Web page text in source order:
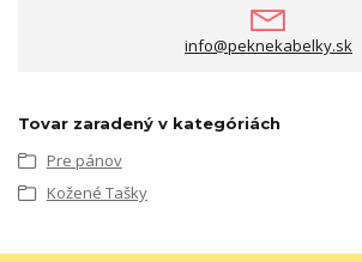
info@peknekabelky.sk
Tovar zaradený v kategóriách
Pre pánov
Kožené Tašky